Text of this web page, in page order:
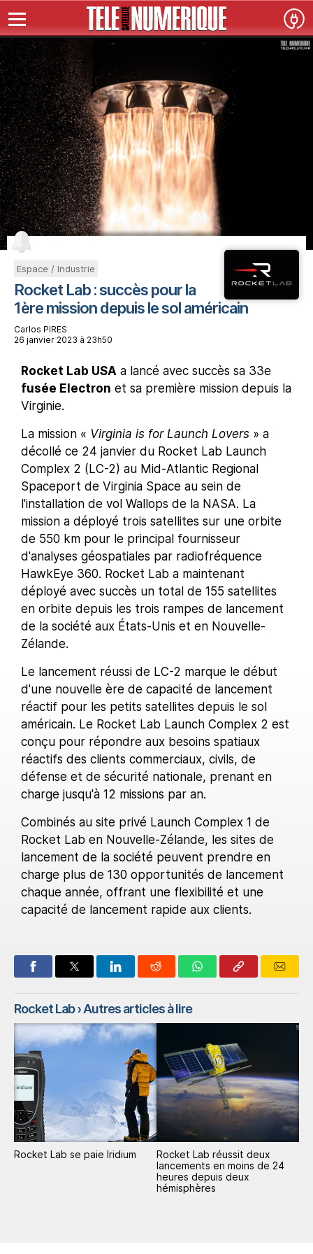
Espace / Industrie
Rocket Lab : succès pour la
1ère mission depuis le sol américain
Carlos PIRES
26 janvier 2023 à 23h50
Rocket Lab USA a lancé avec succès sa 33e
fusée Electron et sa première mission depuis la
Virginie.
La mission « Virginia is for Launch Lovers » a
décollé ce 24 janvier du Rocket Lab Launch
Complex 2 (LC-2) au Mid-Atlantic Regional
Spaceport de Virginia Space au sein de
l'installation de vol Wallops de la NASA. La
mission a déployé trois satellites sur une orbite
de 550 km pour le principal fournisseur
d'analyses géospatiales par radiofréquence
HawkEye 360. Rocket Lab a maintenant
déployé avec succès un total de 155 satellites
en orbite depuis les trois rampes de lancement
de la société aux États-Unis et en Nouvelle-
Zélande.
Le lancement réussi de LC-2 marque le début
d'une nouvelle ère de capacité de lancement
réactif pour les petits satellites depuis le sol
américain. Le Rocket Lab Launch Complex 2 est
conçu pour répondre aux besoins spatiaux
réactifs des clients commerciaux, civils, de
défense et de sécurité nationale, prenant en
charge jusqu'à 12 missions par an.
Combinés au site privé Launch Complex 1 de
Rocket Lab en Nouvelle-Zélande, les sites de
lancement de la société peuvent prendre en
charge plus de 130 opportunités de lancement
chaque année, offrant une flexibilité et une
capacité de lancement rapide aux clients.
Rocket Lab› Autres articles à lire
Rocket Lab se paie Iridium
Rocket Lab réussit deux
lancements en moins de 24
heures depuis deux
hémisphères